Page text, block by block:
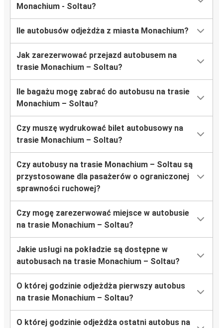
Monachium - Soltau?
Ile autobusów odjeżdża z miasta Monachium?
Jak zarezerwować przejazd autobusem na
trasie Monachium – Soltau?
Ile bagażu mogę zabrać do autobusu na trasie
Monachium – Soltau?
Czy muszę wydrukować bilet autobusowy na
trasie Monachium – Soltau?
Czy autobusy na trasie Monachium – Soltau są
przystosowane dla pasażerów o ograniczonej
sprawności ruchowej?
Czy mogę zarezerwować miejsce w autobusie
na trasie Monachium – Soltau?
Jakie usługi na pokładzie są dostępne w
autobusach na trasie Monachium – Soltau?
O której godzinie odjeżdża pierwszy autobus
na trasie Monachium – Soltau?
O której godzinie odjeżdża ostatni autobus na